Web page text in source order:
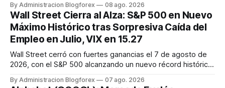
disrupciones geopolíticas y congestión. La financiación del
comercio, que depende en un 90% del crédito, se digitaliza
y el mercado...
By Administracion Blogforex 08 ago. 2026
Wall Street Cierra al Alza: S&P 500 en Nuevo
Máximo Histórico tras Sorpresiva Caída del
Empleo en Julio, VIX en 15.27
Wall Street cerró con fuertes ganancias el 7 de agosto de
2026, con el S&P 500 alcanzando un nuevo récord histórico
54,036.93 y el Nasdaq Composite escaló 1.3% a 26,690.62.
By Administracion Blogforex 07 ago. 2026